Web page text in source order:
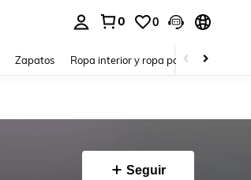
0 0
Zapatos Ropa interior y ropa para dormir
Seguir